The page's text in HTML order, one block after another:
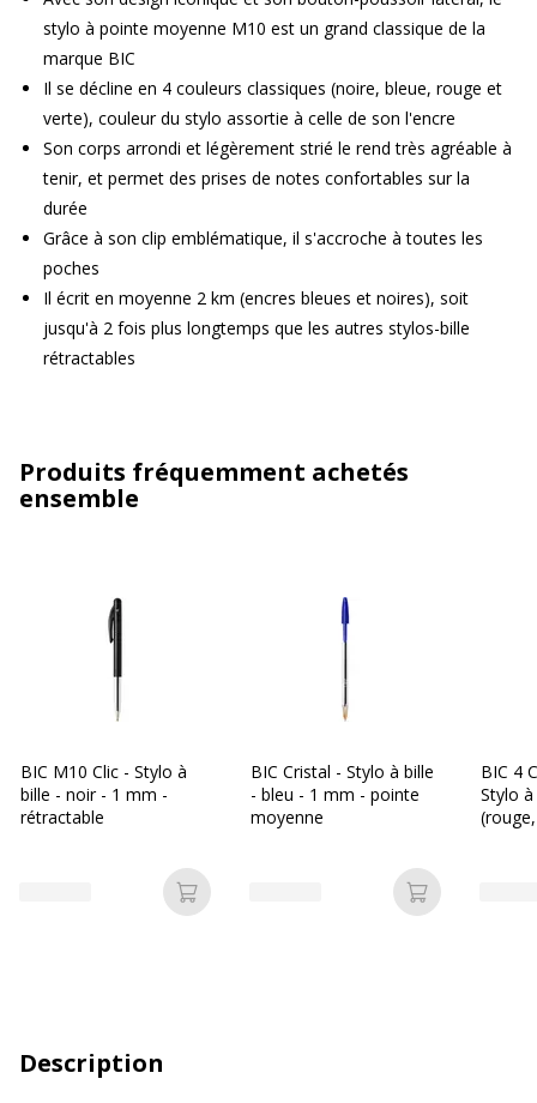
stylo à pointe moyenne M10 est un grand classique de la
marque BIC
Il se décline en 4 couleurs classiques (noire, bleue, rouge et
verte), couleur du stylo assortie à celle de son l'encre
Son corps arrondi et légèrement strié le rend très agréable à
tenir, et permet des prises de notes confortables sur la
durée
Grâce à son clip emblématique, il s'accroche à toutes les
poches
Il écrit en moyenne 2 km (encres bleues et noires), soit
jusqu'à 2 fois plus longtemps que les autres stylos-bille
rétractables
Produits fréquemment achetés
ensemble
BIC M10 Clic - Stylo à
bille - noir - 1 mm -
rétractable
Ajouter au panier
BIC Cristal - Stylo à bille
- bleu - 1 mm - pointe
moyenne
Ajouter au
BIC 4
Stylo
Description